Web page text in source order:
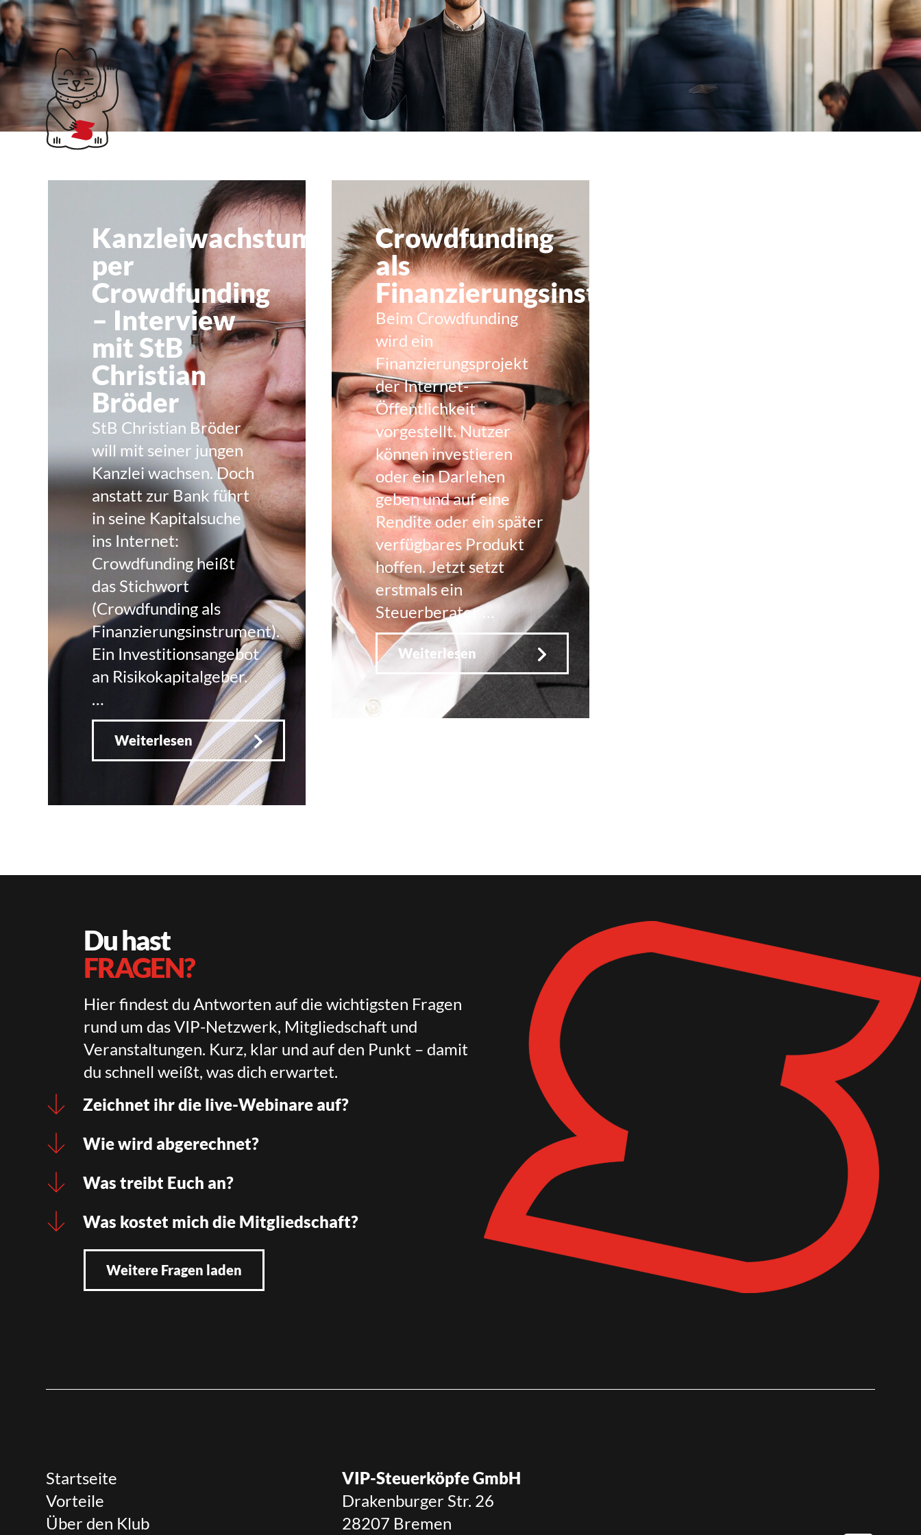
Deutsche Mikroinvest
Kanzleiwachstum
per
Crowdfunding
– Interview
mit StB
Christian
Bröder
StB Christian Bröder
will mit seiner jungen
Kanzlei wachsen. Doch
anstatt zur Bank führt
in seine Kapitalsuche
ins Internet:
Crowdfunding heißt
das Stichwort
(Crowdfunding als
Finanzierungsinstrument).
Ein Investitionsangebot
an Risikokapitalgeber.
…
Weiterlesen
Crowdfunding
als
Finanzierungsinstrument
Beim Crowdfunding
wird ein
Finanzierungsprojekt
der Internet-
Öffentlichkeit
vorgestellt. Nutzer
können investieren
oder ein Darlehen
geben und auf eine
Rendite oder ein später
verfügbares Produkt
hoffen. Jetzt setzt
erstmals ein
Steuerberater …
Weiterlesen
Du hast
FRAGEN?
Hier findest du Antworten auf die wichtigsten Fragen
rund um das VIP-Netzwerk, Mitgliedschaft und
Veranstaltungen. Kurz, klar und auf den Punkt – damit
du schnell weißt, was dich erwartet.
Zeichnet ihr die live-Webinare auf?
Wie wird abgerechnet?
Was treibt Euch an?
Was kostet mich die Mitgliedschaft?
Weitere Fragen laden
Startseite
Vorteile
Über den Klub
VIP-Steuerköpfe GmbH
Drakenburger Str. 26
28207 Bremen